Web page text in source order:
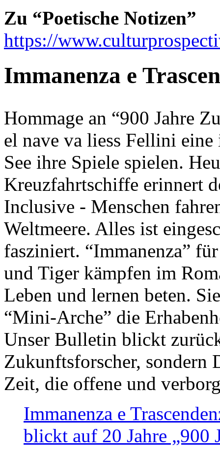
Zu “Poetische Notizen”
https://
Immanenza e
Hommage an “900 Jahre
el nave va liess Fellini
See ihre Spiele spielen.
Kreuzfahrtschiffe erinnert
Inclusive - Menschen
Weltmeere. Alles ist
fasziniert. “Immanenza”
und Tiger kämpfen im
Leben und lernen beten.
“Mini-Arche” die
Unser Bulletin blickt
Zukunftsforscher, sondern
Zeit, die offene und
Immanenza e
blickt auf 20 Jahre „900